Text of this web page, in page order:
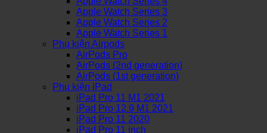
Apple Watch Series 3
Apple Watch Series 2
Apple Watch Series 1
Phụ kiện Airpods
AirPods Pro
AirPods (2nd generation)
AirPods (1st generation)
Phụ kiện iPad
iPad Pro 11 M1 2021
iPad Pro 12.9 M1 2021
iPad Pro 11 2020
iPad Pro 11 inch